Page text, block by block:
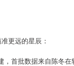
更远的星辰：
首批数据来自陈冬